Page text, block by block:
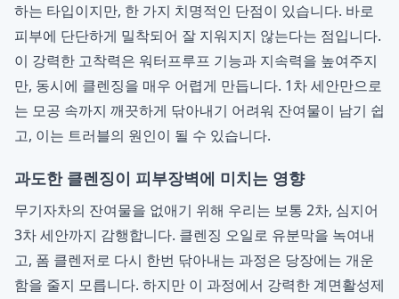
하는 타입이지만, 한 가지 치명적인 단점이 있습니다. 바로
피부에 단단하게 밀착되어 잘 지워지지 않는다는 점입니다.
이 강력한 고착력은 워터프루프 기능과 지속력을 높여주지
만, 동시에 클렌징을 매우 어렵게 만듭니다. 1차 세안만으로
는 모공 속까지 깨끗하게 닦아내기 어려워 잔여물이 남기 쉽
고, 이는 트러블의 원인이 될 수 있습니다.
과도한 클렌징이 피부장벽에 미치는 영향
무기자차의 잔여물을 없애기 위해 우리는 보통 2차, 심지어
3차 세안까지 감행합니다. 클렌징 오일로 유분막을 녹여내
고, 폼 클렌저로 다시 한번 닦아내는 과정은 당장에는 개운
함을 줄지 모릅니다. 하지만 이 과정에서 강력한 계면활성제